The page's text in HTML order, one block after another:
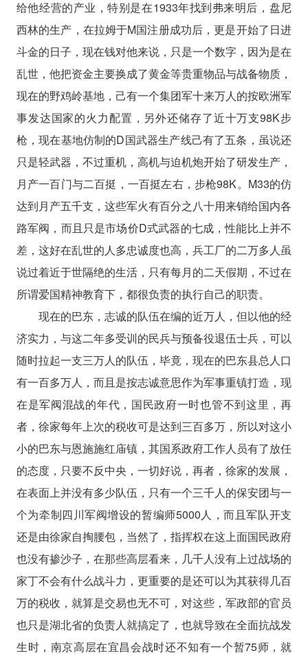
给他经营的产业，特别是在1933年找到弗来明后，盘尼
西林的生产，在拉姆于M国注册成功后，更是开始了日进
斗金的日子，现在钱对他来说，只是一个数字，因为是在
乱世，他把资金主要换成了黄金等贵重物品与战备物质，
现在的野鸡岭基地，己有一个集团军十来万人的按欧洲军
事发达国家的火力配置，另外还储存了近十万支98K步
枪，现在基地仿制的D国武器生产线己有了五条，虽说还
只是轻武器，不过重机，高机与迫机炮开始了研发生产，
月产一百门与二百挺，一百挺左右，步枪98K。M33的仿
达到月产五千支，这些军火有百分之八十用来销给国内各
路军阀，而且只是市场价D式武器的七成，性能比上并不
差，这好在乱世的人多忠诚度也高，兵工厂的二万多人虽
说过着近于世隔绝的生活，只有每月的二天假期，不过在
所谓爱国精神教育下，都很负责的执行自己的职责。
现在的巴东，志诚的队伍在编的近万人，但以他的经
济实力，与这二年多受训的民兵与预备役退伍士兵，可以
随时拉起一支三万人的队伍，毕竟，现在的巴东县总人口
有一百多万人，而且是按志诚意思作为军事重镇打造，现
在是军阀混战的年代，国民政府一时也管不到这里，再
者，徐家每年上次的税收可是达到三百多万，所以对这小
小的巴东与恩施施红庙镇，其国系政府工作人员有了放任
的态度，只要不反中央，一切好说，再者，徐家的发展，
在表面上并没有多少队伍，只有一个三千人的保安团与一
个为牵制四川军阀增设的暂编师5000人，而且军队开支
还是由徐家自掏腰包，当然了，指挥权在这上面国民政府
也没有掺沙子，在那些高层看来，几千人没有上过战场的
家丁不会有什么战斗力，更重要的是还可以为其获得几百
万的税收，就算是交易也无不可，对这些，军政部的官员
也只是湖北省的负责人就搞定了，也就导致在全面抗战发
生时，南京高层在宜昌会战时还不知有一个暂75师，就